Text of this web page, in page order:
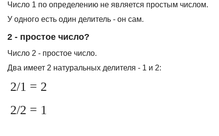
Число 1 по определению не является простым числом.
У одного есть один делитель - он сам.
2 - простое число?
Число 2 - простое число.
Два имеет 2 натуральных делителя - 1 и 2:
2/1 = 2
2/2 = 1